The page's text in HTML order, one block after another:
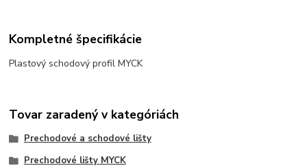
Kompletné špecifikácie
Plastový schodový profil MYCK
Tovar zaradený v kategóriách
Prechodové a schodové lišty
Prechodové lišty MYCK